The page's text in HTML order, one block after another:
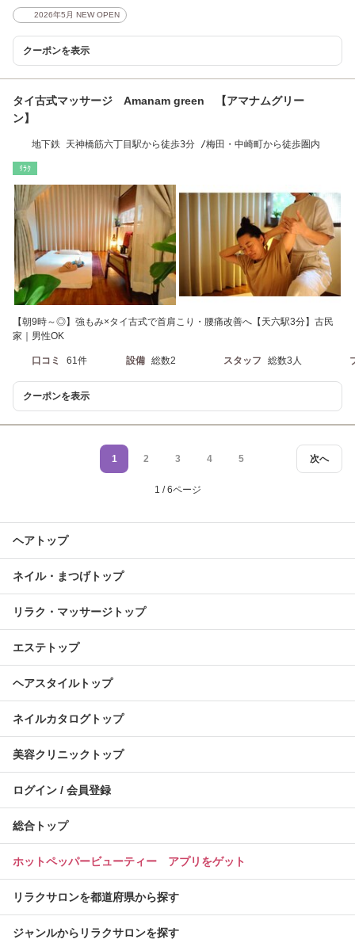
2026年5月 NEW OPEN
クーポンを表示
タイ古式マッサージ Amanam green 【アマナムグリー
ン】
地下鉄 天神橋筋六丁目駅から徒歩3分 /梅田・中崎町から徒歩圏内
ﾘﾗｸ
【朝9時～◎】強もみ×タイ古式で首肩こり・腰痛改善へ【天六駅3分】古民
家｜男性OK
口コミ 61件 設備 総数2 スタッフ 総数3人
クーポンを表示
次へ
1 2 3 4 5
1 / 6ページ
ヘアトップ
ネイル・まつげトップ
リラク・マッサージトップ
エステトップ
ヘアスタイルトップ
ネイルカタログトップ
美容クリニックトップ
ログイン / 会員登録
総合トップ
ホットペッパービューティー アプリをゲット
リラクサロンを都道府県から探す
ジャンルからリラクサロンを探す